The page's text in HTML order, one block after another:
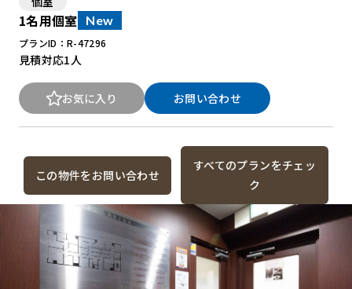
1名用個室 New
プランID：R-47296
見積対応1人
お気に入り お問い合わせ
この物件をお問い合わせ
すべてのプランをチェッ
ク